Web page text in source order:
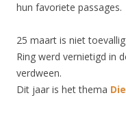
hun favoriete passages.
25 maart is niet
Ring werd vernietigd in
verdween.
Dit jaar is het thema